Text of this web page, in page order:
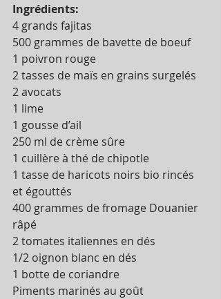
Ingrédients:
4 grands fajitas
500 grammes de bavette de boeuf
1 poivron rouge
2 tasses de maïs en grains surgelés
2 avocats
1 lime
1 gousse d’ail
250 ml de crème sûre
1 cuillère à thé de chipotle
1 tasse de haricots noirs bio rincés
et égouttés
400 grammes de fromage Douanier
râpé
2 tomates italiennes en dés
1/2 oignon blanc en dés
1 botte de coriandre
Piments marinés au goût